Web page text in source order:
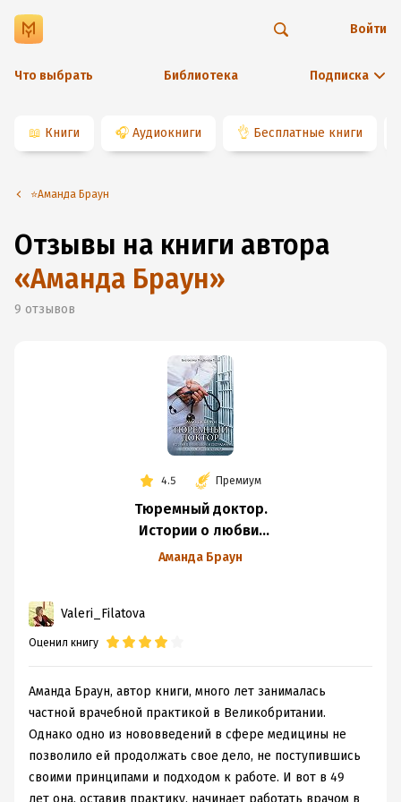
Что выбрать Библиотека Подписка
Войти
📖 Книги 🎧 Аудиокниги 👌 Бесплатные книги
⭐️Аманда Браун
Отзывы на книги автора
«Аманда Браун»
9 отзывов
4.5 Премиум
Тюремный доктор.
Истории о любви,
вере и сострадании
Аманда Браун
Valeri_Filatova
Оценил книгу
Аманда Браун, автор книги, много лет занималась
частной врачебной практикой в Великобритании.
Однако одно из нововведений в сфере медицины не
позволило ей продолжать свое дело, не поступившись
своими принципами и подходом к работе. И вот в 49
лет она, оставив практику, начинает работать врачом в